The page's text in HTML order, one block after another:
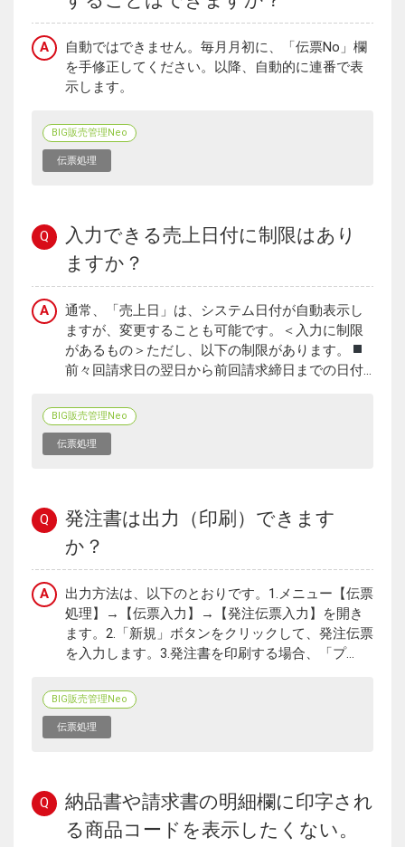
A
自動ではできません。毎月月初に、「伝票No」欄
を手修正してください。以降、自動的に連番で表
示します。
BIG販売管理Neo
伝票処理
Q
入力できる売上日付に制限はあり
ますか？
A
通常、「売上日」は、システム日付が自動表示し
ますが、変更することも可能です。＜入力に制限
があるもの＞ただし、以下の制限があります。
前々回請求日の翌日から前回請求締日までの日付...
BIG販売管理Neo
伝票処理
Q
発注書は出力（印刷）できます
か？
A
出力方法は、以下のとおりです。1.メニュー【伝票
処理】→【伝票入力】→【発注伝票入力】を開き
ます。2.「新規」ボタンをクリックして、発注伝票
を入力します。3.発注書を印刷する場合、「プ...
BIG販売管理Neo
伝票処理
Q
納品書や請求書の明細欄に印字され
る商品コードを表示したくない。